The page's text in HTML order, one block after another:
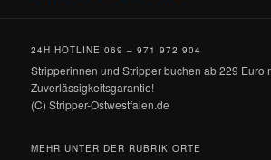
24H HOTLINE 069 – 971 972 904
Stripperinnen und Stripper buchen ab 229 Euro
Zuverlässigkeitsgarantie!
(C) Stripper-Ostwestfalen.de
MEHR UNTER DER RUBRIK ORTE